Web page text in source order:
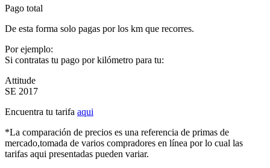
Pago total
De esta forma solo pagas por los km que recorres.
Por ejemplo:
Si contratas tu pago por kilómetro para tu:
Attitude
SE 2017
Encuentra tu tarifa aqui
*La comparación de precios es una referencia de primas de
mercado,tomada de varios compradores en línea por lo cual las
tarifas aqui presentadas pueden variar.